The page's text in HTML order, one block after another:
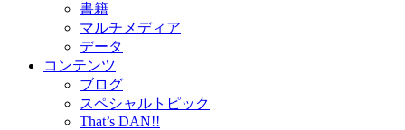
書籍
マルチメディア
データ
コンテンツ
ブログ
スペシャルトピック
That’s DAN!!